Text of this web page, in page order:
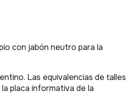
con jabón neutro para la
Las equivalencias de talles
placa informativa de la